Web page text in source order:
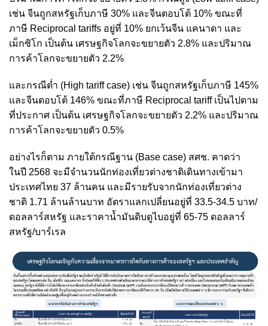
เช่น จีนถูกสหรัฐเก็บภาษี 30% และจีนตอบโต้ 10% ขณะที่
ภาษี Reciprocal tariffs อยู่ที่ 10% ยกเว้นจีน แคนาดา และ
เม็กซิโก เป็นต้น เศรษฐกิจโลกจะขยายตัว 2.8% และปริมาณ
การค้าโลกจะขยายตัว 2.2%
และกรณีต่ำ (High tariff case) เช่น จีนถูกสหรัฐเก็บภาษี 145%
และจีนตอบโต้ 146% ขณะที่ภาษี Reciprocal tariff เป็นไปตาม
ที่ประกาศ เป็นต้น เศรษฐกิจโลกจะขยายตัว 2.2% และปริมาณ
การค้าโลกจะขยายตัว 0.5%
อย่างไรก็ตาม ภายใต้กรณีฐาน (Base case) สศช. คาดว่า
ในปี 2568 จะมีจำนวนนักท่องเที่ยวต่างชาติเดินทางเข้ามา
ประเทศไทย 37 ล้านคน และมีรายรับจากนักท่องเที่ยวต่าง
ชาติ 1.71 ล้านล้านบาท อัตราแลกเปลี่ยนอยู่ที่ 33.5-34.5 บาท/
ดอลลาร์สหรัฐ และราคาน้ำมันดิบดูไบอยู่ที่ 65-75 ดอลลาร์
สหรัฐ/บาร์เรล